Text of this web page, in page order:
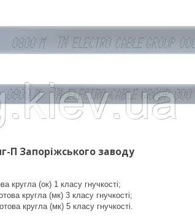
П Запоріжського заводу
кругла (ок) 1 класу гнучкості;
кругла (мк) 3 класу гнучкості;
кругла (мк) 5 класу гнучкості.